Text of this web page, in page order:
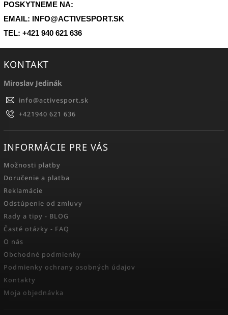
POSKYTNEME NA:
EMAIL: INFO@ACTIVESPORT.SK
TEL: +421 940 621 636
KONTAKT
Miroslav Jedinák
info@activesport.sk
+421940 621 636
INFORMÁCIE PRE VÁS
Možnosti platby
Doručenie a platba
Reklamácie
Odstúpenie od zmluvy
Rady a tipy - BLOG
Časté otázky - FAQ
O nás
Obchodné podmienky
Podmienky ochrany osobných údajov
Kontakty
Moja objednávka